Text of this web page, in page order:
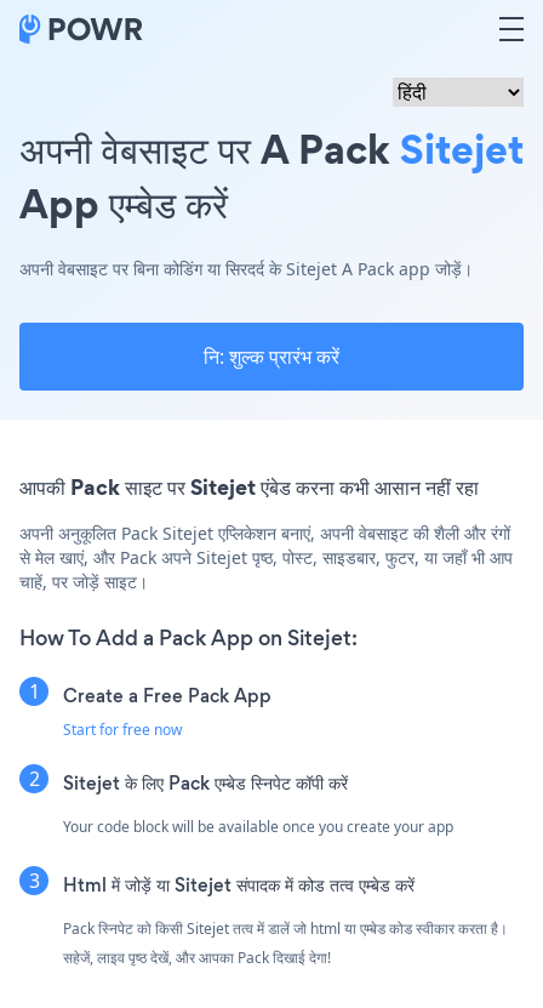
अपनी वेबसाइट पर A PackSitejet
App एम्बेड करें
अपनी वेबसाइट पर बिना कोडिंग या सिरदर्द के Sitejet A Pack app जोड़ें।
नि: शुल्क प्रारंभ करें
आपकी Pack साइट पर Sitejet एंबेड करना कभी आसान नहीं रहा
अपनी अनुकूलित Pack Sitejet एप्लिकेशन बनाएं, अपनी वेबसाइट की शैली और रंगों
से मेल खाएं, और Pack अपने Sitejet पृष्ठ, पोस्ट, साइडबार, फुटर, या जहाँ भी आप
चाहें, पर जोड़ें साइट।
How To Add a Pack App on Sitejet:
Create a Free Pack App
Start for free now
Sitejet के लिए Pack एम्बेड स्निपेट कॉपी करें
Your code block will be available once you create your app
Html में जोड़ें या Sitejet संपादक में कोड तत्व एम्बेड करें
Pack स्निपेट को किसी Sitejet तत्व में डालें जो html या एम्बेड कोड स्वीकार करता है।
सहेजें, लाइव पृष्ठ देखें, और आपका Pack दिखाई देगा!